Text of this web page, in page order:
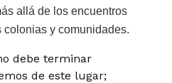
allá de los encuentros
y comunidades.
debe terminar
de este lugar;